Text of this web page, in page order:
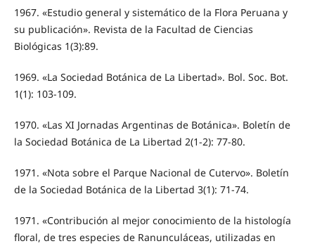
1967. «Estudio general y sistemático de la Flora Peruana y
su publicación». Revista de la Facultad de Ciencias
Biológicas 1(3):89.
1969. «La Sociedad Botánica de La Libertad». Bol. Soc. Bot.
1(1): 103-109.
1970. «Las XI Jornadas Argentinas de Botánica». Boletín de
la Sociedad Botánica de La Libertad 2(1-2): 77-80.
1971. «Nota sobre el Parque Nacional de Cutervo». Boletín
de la Sociedad Botánica de la Libertad 3(1): 71-74.
1971. «Contribución al mejor conocimiento de la histología
floral, de tres especies de Ranunculáceas, utilizadas en